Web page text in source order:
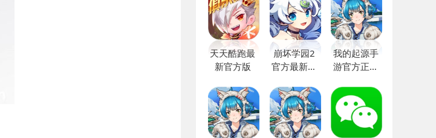
天天酷跑最
新官方版
崩坏学园2
官方最新正
我的起源手
游官方正版